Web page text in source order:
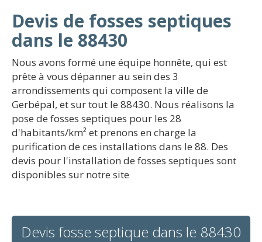
Devis de fosses septiques
dans le 88430
Nous avons formé une équipe honnête, qui est
prête à vous dépanner au sein des 3
arrondissements qui composent la ville de
Gerbépal, et sur tout le 88430. Nous réalisons la
pose de fosses septiques pour les 28
d'habitants/km² et prenons en charge la
purification de ces installations dans le 88. Des
devis pour l'installation de fosses septiques sont
disponibles sur notre site
Devis fosse septique dans le 88430